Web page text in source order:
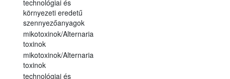
technológiai és
környezeti eredetű
szennyezőanyagok
mikotoxinok/Alternaria
toxinok
mikotoxinok/Alternaria
toxinok
technológiai és